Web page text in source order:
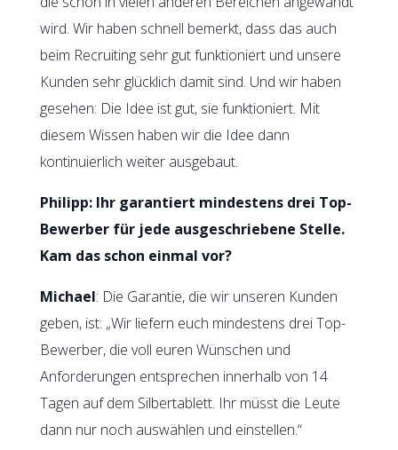
wird. Wir haben schnell bemerkt, dass das auch
beim Recruiting sehr gut funktioniert und unsere
Kunden sehr glücklich damit sind. Und wir haben
gesehen: Die Idee ist gut, sie funktioniert. Mit
diesem Wissen haben wir die Idee dann
kontinuierlich weiter ausgebaut.
Philipp: Ihr garantiert mindestens drei Top-
Bewerber für jede ausgeschriebene Stelle.
Kam das schon einmal vor?
Michael: Die Garantie, die wir unseren Kunden
geben, ist: „Wir liefern euch mindestens drei Top-
Bewerber, die voll euren Wünschen und
Anforderungen entsprechen innerhalb von 14
Tagen auf dem Silbertablett. Ihr müsst die Leute
dann nur noch auswählen und einstellen.“